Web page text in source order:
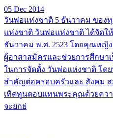
05 Dec 2014
วันพ่อแห่งชาติ 5 ธันวาคม ของ
แห่งชาติ วันพ่อแห่งชาติ ได้จัดใ
ธันวาคม พ.ศ. 2523 โดยคุณหญิ
ผู้อาสาสมัครและช่วยการศึกษา
ในการจัดตั้ง วันพ่อแห่งชาติ โ
สำคัญต่อครอบครัวและ สังคม ส
เทิดทูนตอบแทนพระคุณด้วยคว
จะยกย่